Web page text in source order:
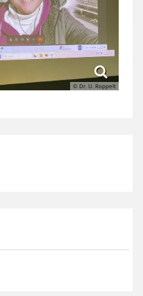
© Dr. U. Roppelt